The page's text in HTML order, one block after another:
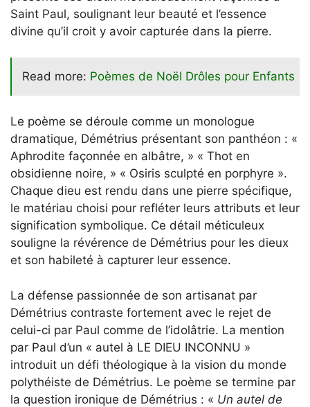
Saint Paul, soulignant leur beauté et l’essence
divine qu’il croit y avoir capturée dans la pierre.
Read more: Poèmes de Noël Drôles pour Enfants
Le poème se déroule comme un monologue
dramatique, Démétrius présentant son panthéon : «
Aphrodite façonnée en albâtre, » « Thot en
obsidienne noire, » « Osiris sculpté en porphyre ».
Chaque dieu est rendu dans une pierre spécifique,
le matériau choisi pour refléter leurs attributs et leur
signification symbolique. Ce détail méticuleux
souligne la révérence de Démétrius pour les dieux
et son habileté à capturer leur essence.
La défense passionnée de son artisanat par
Démétrius contraste fortement avec le rejet de
celui-ci par Paul comme de l’idolâtrie. La mention
par Paul d’un « autel à LE DIEU INCONNU »
introduit un défi théologique à la vision du monde
polythéiste de Démétrius. Le poème se termine par
la question ironique de Démétrius : « Un autel de